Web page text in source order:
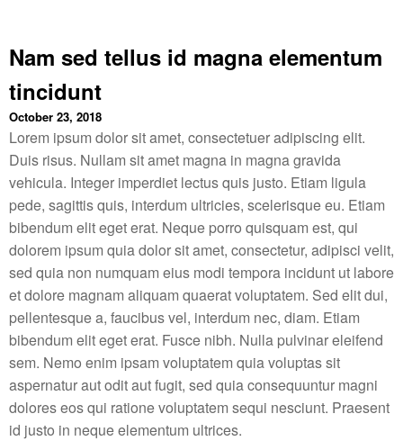
Nam sed tellus id magna elementum
tincidunt
October 23, 2018
Lorem ipsum dolor sit amet, consectetuer adipiscing elit.
Duis risus. Nullam sit amet magna in magna gravida
vehicula. Integer imperdiet lectus quis justo. Etiam ligula
pede, sagittis quis, interdum ultricies, scelerisque eu. Etiam
bibendum elit eget erat. Neque porro quisquam est, qui
dolorem ipsum quia dolor sit amet, consectetur, adipisci velit,
sed quia non numquam eius modi tempora incidunt ut labore
et dolore magnam aliquam quaerat voluptatem. Sed elit dui,
pellentesque a, faucibus vel, interdum nec, diam. Etiam
bibendum elit eget erat. Fusce nibh. Nulla pulvinar eleifend
sem. Nemo enim ipsam voluptatem quia voluptas sit
aspernatur aut odit aut fugit, sed quia consequuntur magni
dolores eos qui ratione voluptatem sequi nesciunt. Praesent
id justo in neque elementum ultrices.